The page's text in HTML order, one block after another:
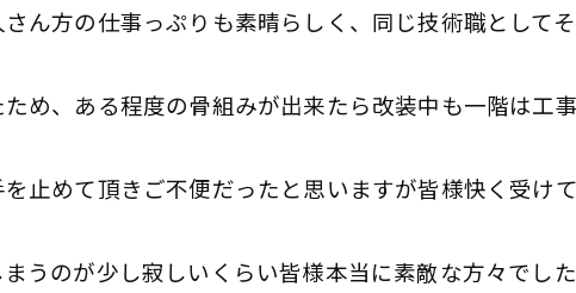
ん方の仕事っぷりも素晴らしく、同じ技術職として
め、ある程度の骨組みが出来たら改装中も一階は工
止めて頂きご不便だったと思いますが皆様快く受け
うのが少し寂しいくらい皆様本当に素敵な方々でした